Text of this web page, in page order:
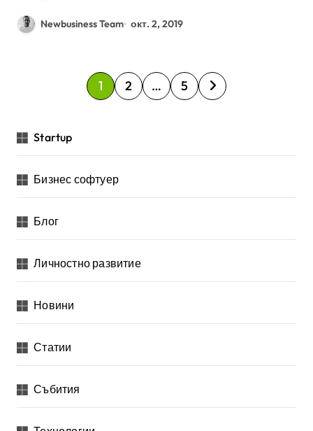
Newbusiness Team окт. 2, 2019
Р
а
д
е
л
н
е
у
л
1 2 … 5
Startup
Бизнес софтуер
Блог
Личностно развитие
Новини
Статии
Събития